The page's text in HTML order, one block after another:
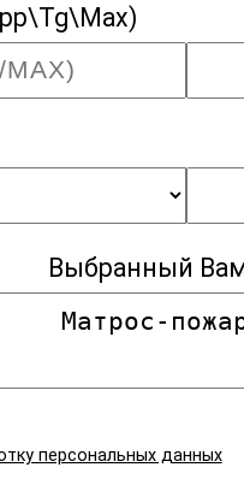
Выбранный
персональных данных